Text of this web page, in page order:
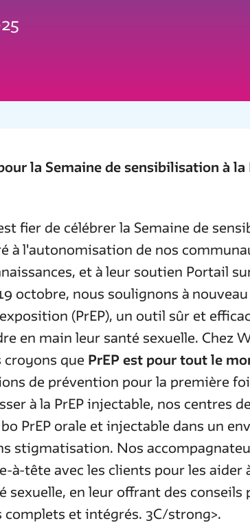
la Semaine de sensibilisation à la
fier de célébrer la Semaine de
à l'autonomisation de nos
et à leur soutien Portail
octobre, nous soulignons à
(PrEP), un outil sûr et
en main leur santé sexuelle. Chez
croyons que PrEP est pour tout le
de prévention pour la première
à la PrEP injectable, nos centres
PrEP orale et injectable dans un
stigmatisation. Nos
à-tête avec les clients pour les aider
sexuelle, en leur offrant des conseils
complets et intégrés. 3C/strong>.